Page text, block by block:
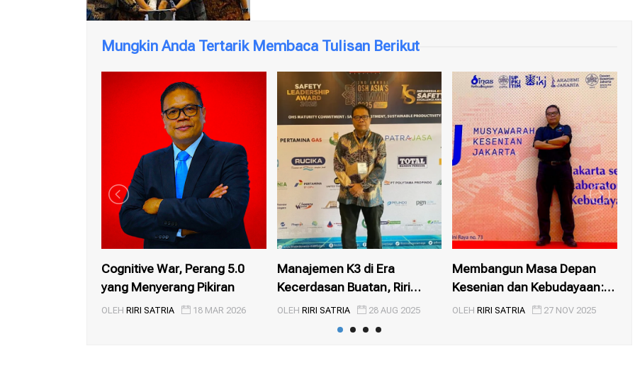
Mungkin Anda Tertarik Membaca Tulisan Berikut
Cognitive War, Perang 5.0
yang Menyerang Pikiran
OLEH RIRI SATRIA 18 MAR 2026
Manajemen K3 di Era
Kecerdasan Buatan, Riri
Satria...
OLEH RIRI SATRIA 28 AUG 2025
Membangun Masa Depan
Kesenian dan Kebudayaan:
Pent...
OLEHRIRI SATRIA 27 NOV 2025